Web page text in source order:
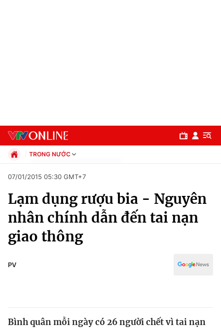
Chuyên mục
Chính trị
TRONG NƯỚC
Xã hội
Pháp luật
Kinh tế
Thể thao
Truyền hình
Văn hóa - Giải trí
07/01/2015 05:30 GMT+7
Lạm dụng rượu bia - Nguyên
nhân chính dẫn đến tai nạn
giao thông
PV
Bình quân mỗi ngày có 26 người chết vì tai nạn